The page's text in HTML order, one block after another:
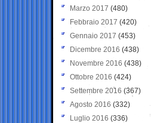
Marzo 2017 (480)
Febbraio 2017 (420)
Gennaio 2017 (453)
Dicembre 2016 (438)
Novembre 2016 (438)
Ottobre 2016 (424)
Settembre 2016 (367)
Agosto 2016 (332)
Luglio 2016 (336)